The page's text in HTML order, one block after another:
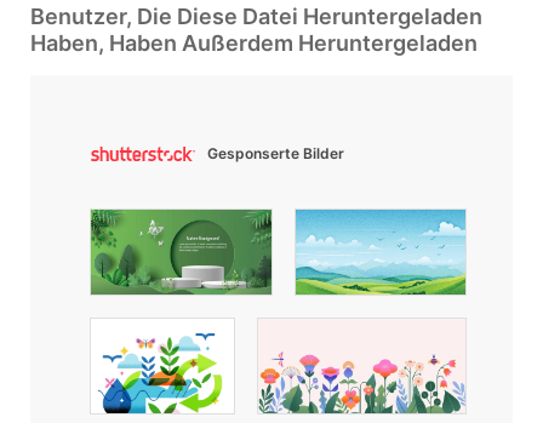
Benutzer, Die Diese Datei Heruntergeladen
Haben, Haben Außerdem Heruntergeladen
Gesponserte Bilder